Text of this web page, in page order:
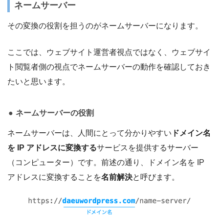
ネームサーバー
その変換の役割を担うのがネームサーバーになります。
ここでは、ウェブサイト運営者視点ではなく、ウェブサイ
ト閲覧者側の視点でネームサーバーの動作を確認しておき
たいと思います。
ネームサーバーの役割
ネームサーバーは、人間にとって分かりやすい ドメイン名
を IP アドレスに変換するサービスを提供するサーバー
（コンピューター）です。前述の通り、ドメイン名を IP
アドレスに変換することを名前解決と呼びます。